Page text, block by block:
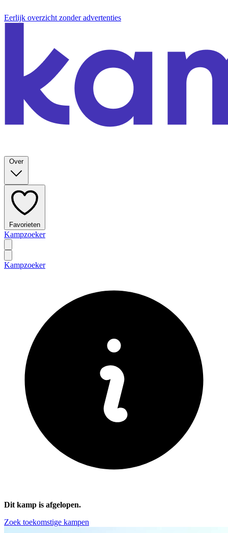
Eerlijk overzicht zonder advertenties
Over
Favorieten
Kampzoeker
Kampzoeker
Dit kamp is afgelopen.
Zoek toekomstige kampen